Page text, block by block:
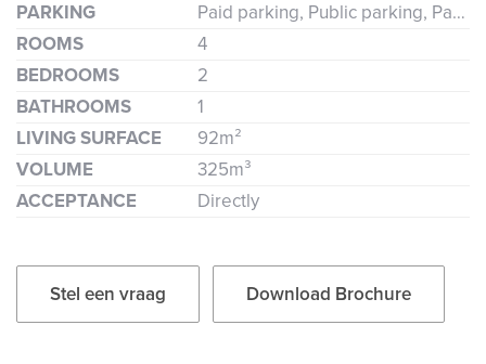
PARKING
Paid parking, Public parking, Parking permit
ROOMS
4
BEDROOMS
2
BATHROOMS
1
LIVING SURFACE
92m²
VOLUME
325m³
ACCEPTANCE
Directly
Stel een vraag Download Brochure